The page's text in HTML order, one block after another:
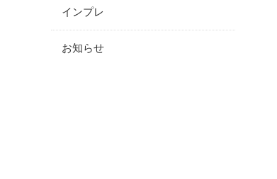
インプレ
お知らせ